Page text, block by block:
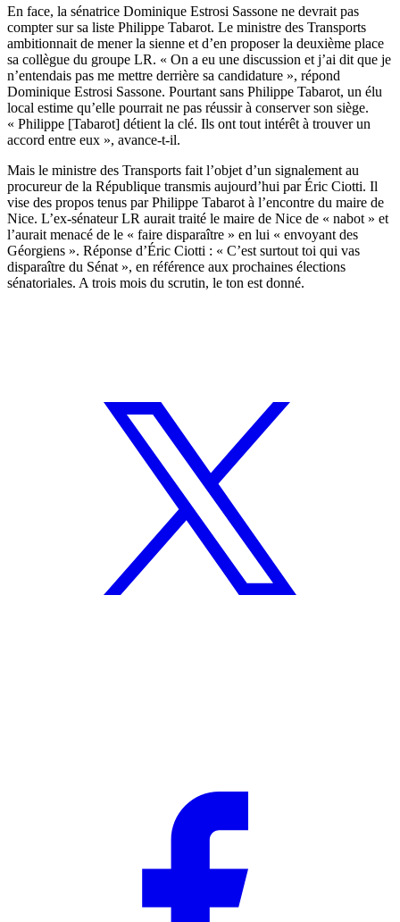
En face, la sénatrice Dominique Estrosi Sassone ne devrait pas
compter sur sa liste Philippe Tabarot. Le ministre des Transports
ambitionnait de mener la sienne et d’en proposer la deuxième place
sa collègue du groupe LR. « On a eu une discussion et j’ai dit que je
n’entendais pas me mettre derrière sa candidature », répond
Dominique Estrosi Sassone. Pourtant sans Philippe Tabarot, un élu
local estime qu’elle pourrait ne pas réussir à conserver son siège.
« Philippe [Tabarot] détient la clé. Ils ont tout intérêt à trouver un
accord entre eux », avance-t-il.
Mais le ministre des Transports fait l’objet d’un signalement au
procureur de la République transmis aujourd’hui par Éric Ciotti. Il
vise des propos tenus par Philippe Tabarot à l’encontre du maire de
Nice. L’ex-sénateur LR aurait traité le maire de Nice de « nabot » et
l’aurait menacé de le « faire disparaître » en lui « envoyant des
Géorgiens ». Réponse d’Éric Ciotti : « C’est surtout toi qui vas
disparaître du Sénat », en référence aux prochaines élections
sénatoriales. A trois mois du scrutin, le ton est donné.